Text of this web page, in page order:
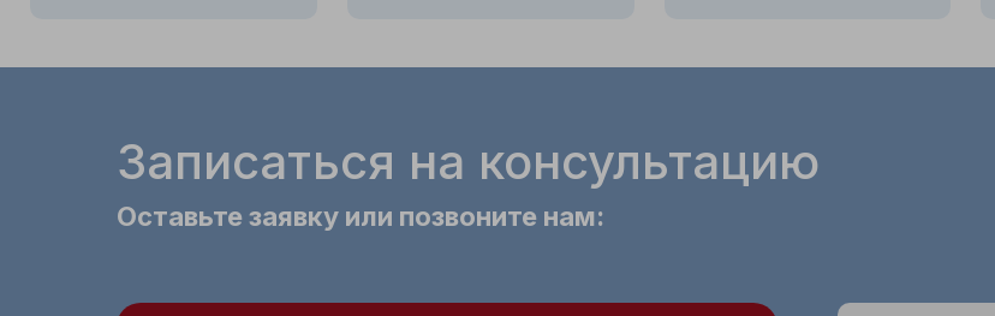
Записаться на консультацию
Оставьте заявку или позвоните нам: